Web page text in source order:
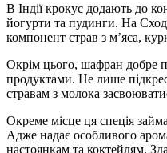
В Індії крокус додають до
йогурти та пудинги. На
компонент страв з м’яса,
Окрім цього, шафран добре
продуктами. Не лише
стравам з молока
Окреме місце ця спеція
Адже надає особливого
настоянкам та коктейлям.